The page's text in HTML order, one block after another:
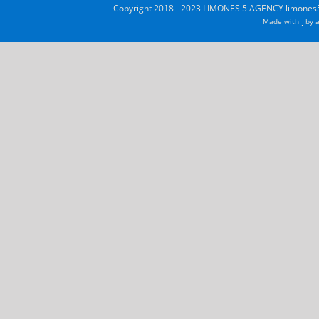
Copyright 2018 - 2023 LIMONES 5 AGENCY
Made with by